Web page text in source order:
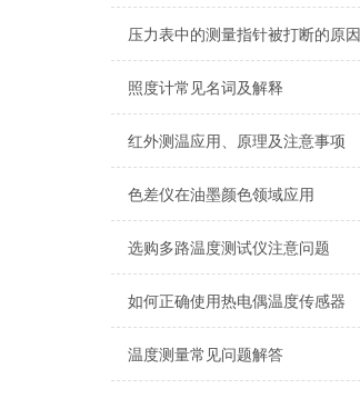
压力表中的测量指针被打断的原因
照度计常见名词及解释
红外测温应用、原理及注意事项
色差仪在油墨颜色领域应用
选购多路温度测试仪注意问题
如何正确使用热电偶温度传感器
温度测量常见问题解答